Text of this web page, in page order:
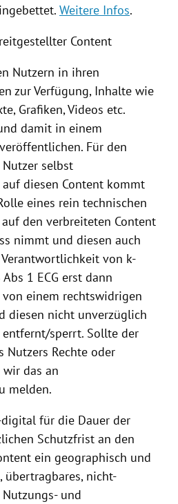
Weitere Infos.
Content
Nutzern in ihren
zur Verfügung, Inhalte wie
Grafiken, Videos etc.
damit in einem
Für den
selbst
diesen Content kommt
eines rein technischen
den verbreiteten Content
nimmt und diesen auch
von k-
1 ECG erst dann
einem rechtswidrigen
diesen nicht unverzüglich
sperrt. Sollte der
Nutzers Rechte oder
wir das an
melden.
für die Dauer der
Schutzfrist an den
ein geographisch und
übertragbares, nicht-
und